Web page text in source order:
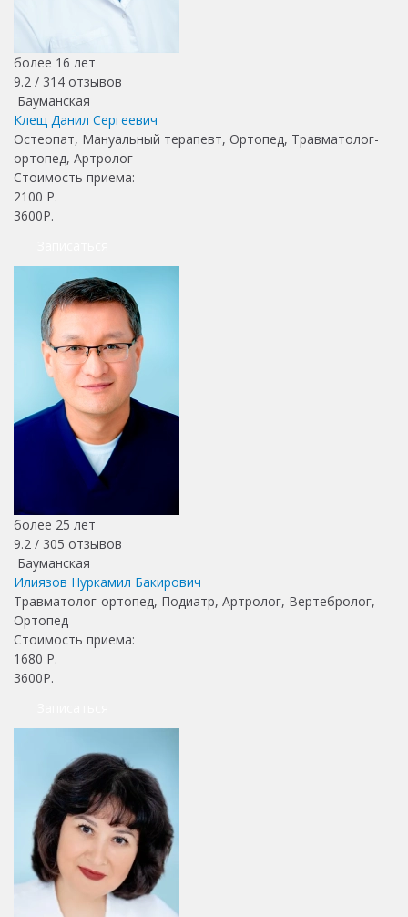
более 16 лет
9.2 / 314 отзывов
Бауманская
Клещ Данил Сергеевич
Остеопат, Мануальный терапевт, Ортопед, Травматолог-
ортопед, Артролог
Стоимость приема:
2100 Р.
3600Р.
более 25 лет
9.2 / 305 отзывов
Бауманская
Илиязов Нуркамил Бакирович
Травматолог-ортопед, Подиатр, Артролог, Вертебролог,
Ортопед
Стоимость приема:
1680 Р.
3600Р.